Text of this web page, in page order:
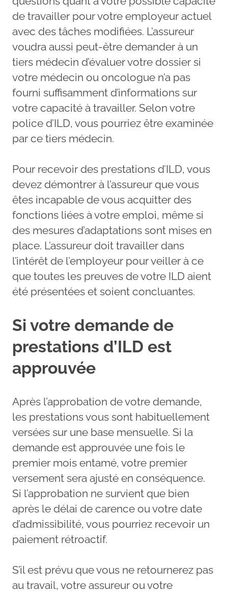
de travailler pour votre employeur actuel
avec des tâches modifiées. L’assureur
voudra aussi peut-être demander à un
tiers médecin d’évaluer votre dossier si
votre médecin ou oncologue n’a pas
fourni suffisamment d’informations sur
votre capacité à travailler. Selon votre
police d’ILD, vous pourriez être examinée
par ce tiers médecin.
Pour recevoir des prestations d’ILD, vous
devez démontrer à l’assureur que vous
êtes incapable de vous acquitter des
fonctions liées à votre emploi, même si
des mesures d’adaptations sont mises en
place. L’assureur doit travailler dans
l’intérêt de l’employeur pour veiller à ce
que toutes les preuves de votre ILD aient
été présentées et soient concluantes.
Si votre demande de
prestations d’ILD est
approuvée
Après l’approbation de votre demande,
les prestations vous sont habituellement
versées sur une base mensuelle. Si la
demande est approuvée une fois le
premier mois entamé, votre premier
versement sera ajusté en conséquence.
Si l’approbation ne survient que bien
après le délai de carence ou votre date
d’admissibilité, vous pourriez recevoir un
paiement rétroactif.
S’il est prévu que vous ne retournerez pas
au travail, votre assureur ou votre